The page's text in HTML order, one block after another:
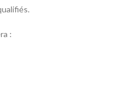
: